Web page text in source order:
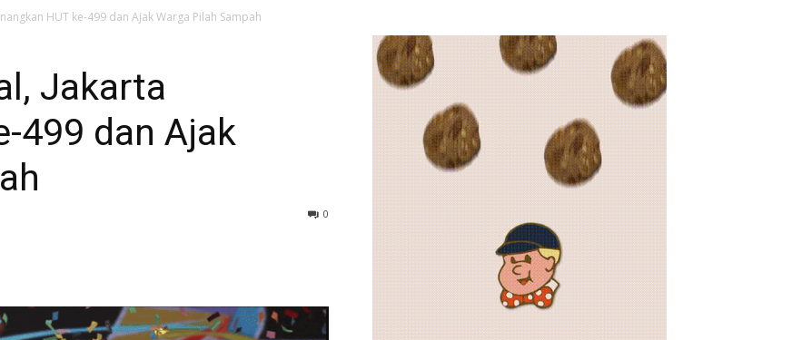
HUT ke-499 dan Ajak Warga Pilah Sampah
Jakarta
499 dan Ajak
0